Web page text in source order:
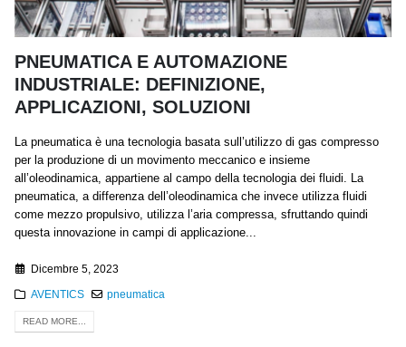
PNEUMATICA E AUTOMAZIONE
INDUSTRIALE: DEFINIZIONE,
APPLICAZIONI, SOLUZIONI
La pneumatica è una tecnologia basata sull’utilizzo di gas compresso
per la produzione di un movimento meccanico e insieme
all’oleodinamica, appartiene al campo della tecnologia dei fluidi. La
pneumatica, a differenza dell’oleodinamica che invece utilizza fluidi
come mezzo propulsivo, utilizza l’aria compressa, sfruttando quindi
questa innovazione in campi di applicazione...
Dicembre 5, 2023
AVENTICS pneumatica
READ MORE...